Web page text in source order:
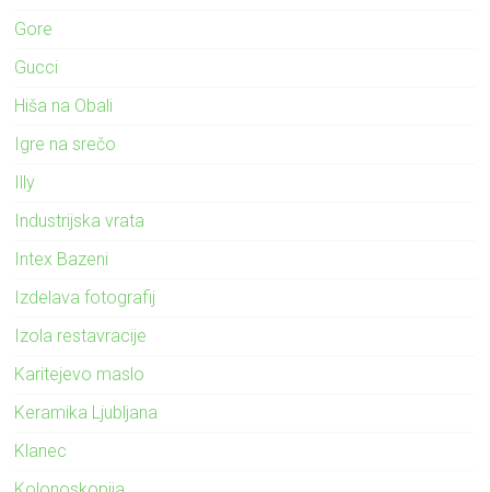
Gore
Gucci
Hiša na Obali
Igre na srečo
Illy
Industrijska vrata
Intex Bazeni
Izdelava fotografij
Izola restavracije
Karitejevo maslo
Keramika Ljubljana
Klanec